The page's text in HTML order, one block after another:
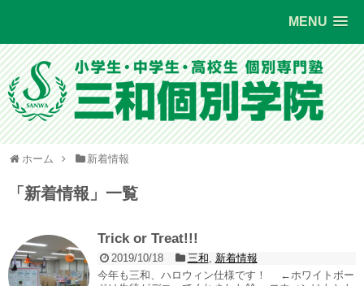
MENU
ホーム 新着情報
「 新着情報 」 一覧
Trick or Treat!!!
2019/10/18 三和, 新着情報
今年も三和、ハロウィン仕様です！ ←ホワイトボー